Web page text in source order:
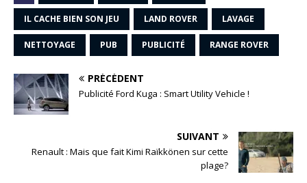
IL CACHE BIEN SON JEU LAND ROVER LAVAGE
NETTOYAGE PUB PUBLICITÉ RANGE ROVER
PRÉCÉDENT
Publicité Ford Kuga : Smart Utility Vehicle !
SUIVANT
Renault : Mais que fait Kimi Raïkkönen sur cette
plage?